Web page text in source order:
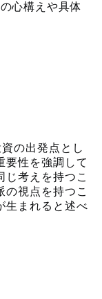
心構えや具体
の出発点とし
要性を強調して
じ考えを持つこ
の視点を持つこ
生まれると述べ